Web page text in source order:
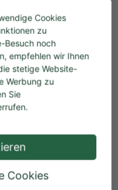
Preis:
Cookies
zu
Besuch noch
empfehlen wir Ihnen
stetige Website-
Werbung zu
Sie
Cookies